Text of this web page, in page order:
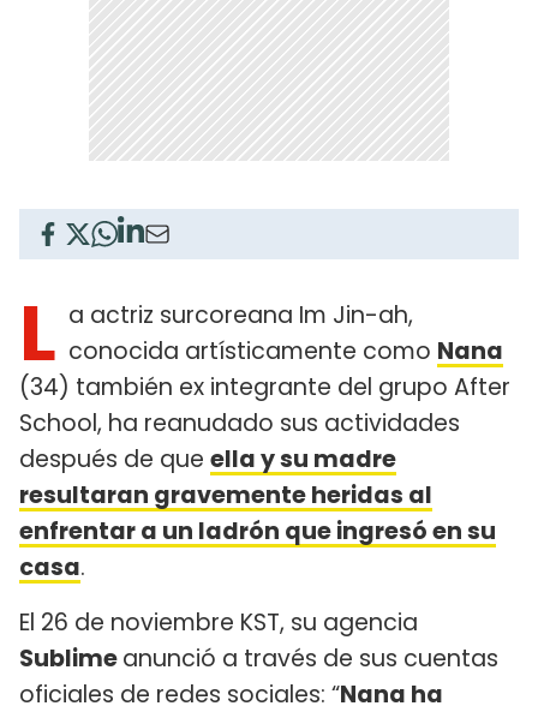
L a actriz surcoreana Im Jin-ah,
conocida artísticamente como Nana
(34) también ex integrante del grupo After
School, ha reanudado sus actividades
después de que ella y su madre
resultaran gravemente heridas al
enfrentar a un ladrón que ingresó en su
casa.
El 26 de noviembre KST, su agencia
Sublimeanunció a través de sus cuentas
oficiales de redes sociales: “Nana ha